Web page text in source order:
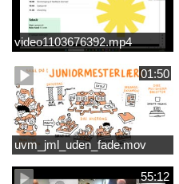
video1103676392.mp4
01:50
uvm_jml_uden_fade.mov
55:12